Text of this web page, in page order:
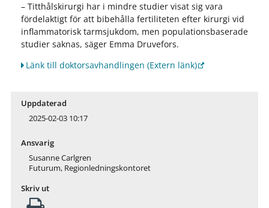
– Titthålskirurgi har i mindre studier visat sig vara
fördelaktigt för att bibehålla fertiliteten efter kirurgi vid
inflammatorisk tarmsjukdom, men populationsbaserade
studier saknas, säger Emma Druvefors.
Länk till doktorsavhandlingen (Extern länk)
Uppdaterad
2025-02-03 10:17
Ansvarig
Susanne Carlgren
Futurum, Regionledningskontoret
Skriv ut